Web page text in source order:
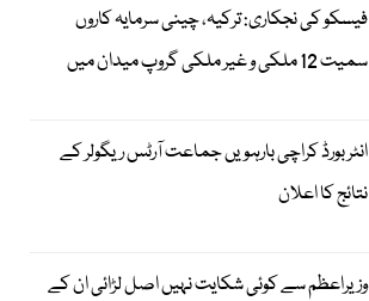
فیسکو کی نجکاری: ترکیہ، چینی سرمایہ کاروں
سمیت 12 ملکی و غیر ملکی گروپ میدان میں
انٹر بورڈ کراچی بارہویں جماعت آرٹس ریگولر کے
نتائج کا اعلان
وزیراعظم سے کوئی شکایت نہیں اصل لڑائی ان کے